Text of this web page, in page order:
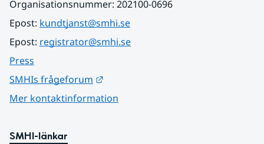
Organisationsnummer: 202100-0696
Epost: kundtjanst@smhi.se
Epost: registrator@smhi.se
Press
SMHIs frågeforum
Mer kontaktinformation
SMHI-länkar